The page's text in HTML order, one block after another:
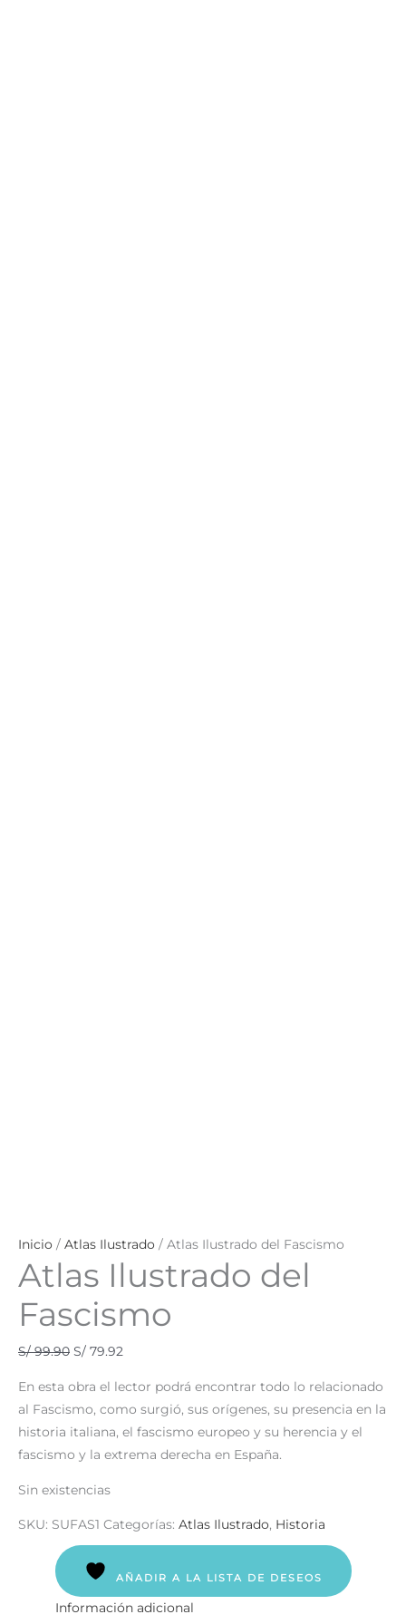
Inicio / Atlas Ilustrado / Atlas Ilustrado del Fascismo
Atlas Ilustrado del
Fascismo
S/99.90 S/ 79.92
En esta obra el lector podrá encontrar todo lo relacionado
al Fascismo, como surgió, sus orígenes, su presencia en la
historia italiana, el fascismo europeo y su herencia y el
fascismo y la extrema derecha en España.
Sin existencias
SKU: SUFAS1 Categorías: Atlas Ilustrado, Historia
AÑADIR A LA LISTA DE DESEOS
Información adicional